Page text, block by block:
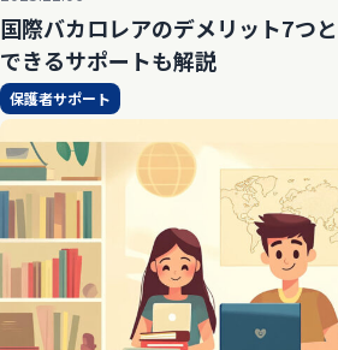
国際バカロレアのデメリット7つ
できるサポートも解説
保護者サポート